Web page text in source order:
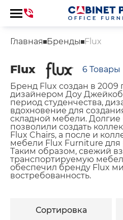
Главная Бренды Flux
Flux 6 Товары
Бренд Flux создан в 2009
дизайнером Доу
период студенчества,
вдохновение для
складной мебели. Долгие
позволили создать
Flux Chairs, а после и
мебели Flux Furniture для
Таким образом, свежий
транспортируемую
обеспечил бренду Flux
востребованность.
Сортировка